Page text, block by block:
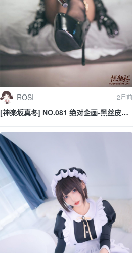
ROSI 2月前
[神楽坂真冬] NO.081 绝对企画-黑丝皮衣